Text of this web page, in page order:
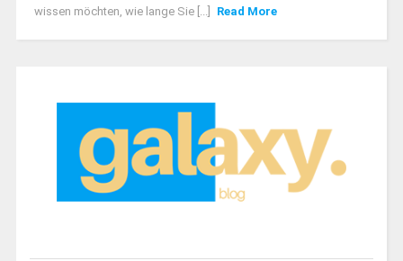
wissen möchten, wie lange Sie [...]
Read More